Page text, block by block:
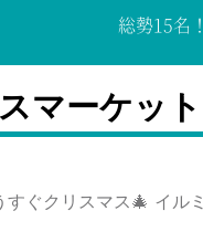
総勢15名！
マーケット
すぐクリスマス🎄 イル